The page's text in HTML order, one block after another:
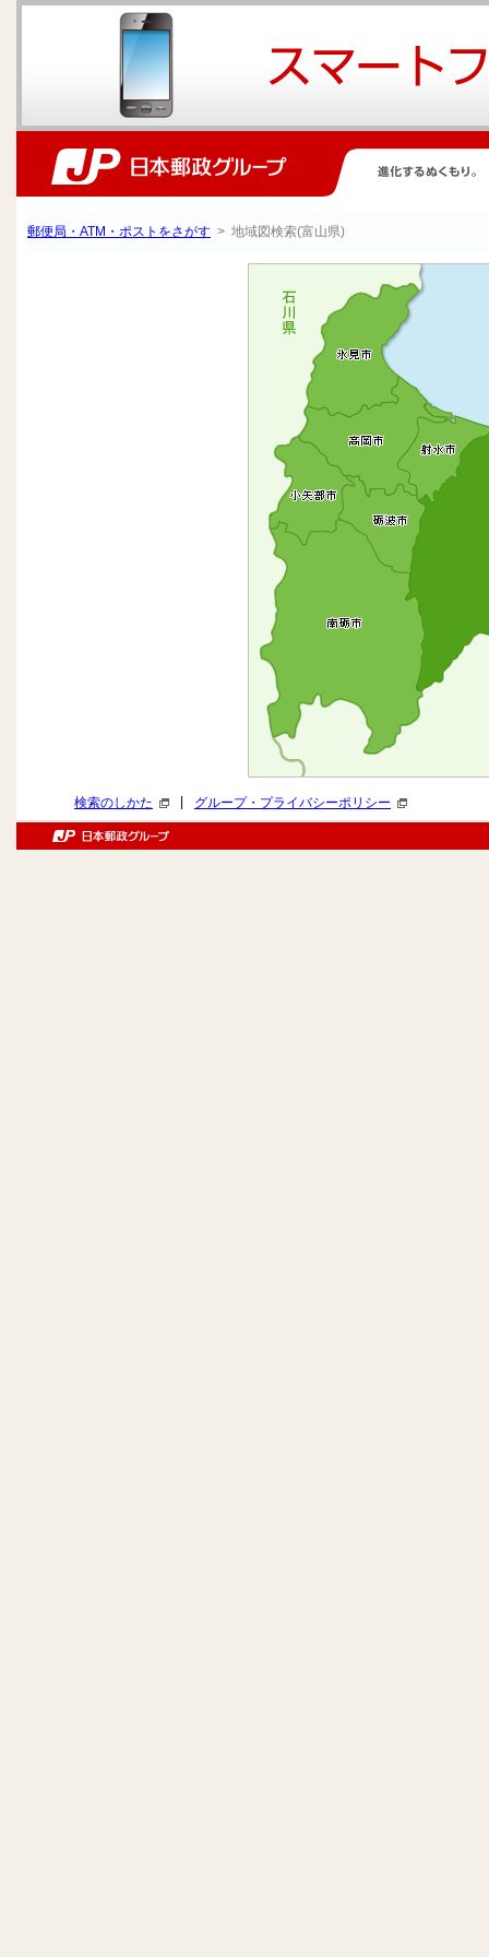
郵便局・ATM・ポストをさがす > 地域図検索(富山県)
検索のしかた グループ・プライバシーポリシー